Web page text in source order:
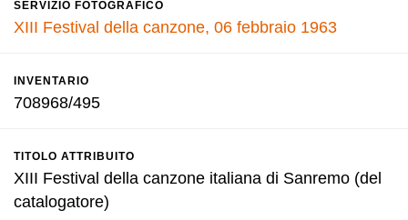
SERVIZIO FOTOGRAFICO
XIII Festival della canzone, 06 febbraio 1963
INVENTARIO
708968/495
TITOLO ATTRIBUITO
XIII Festival della canzone italiana di Sanremo (del
catalogatore)